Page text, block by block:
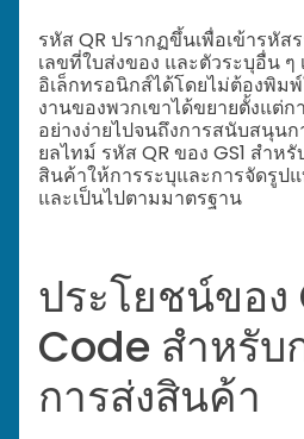
รหัส QR ปรากฏขึ้นเพื่อเข้ารหัส
เลขที่ใบส่งของ และตัวระบุอื่น
อิเล็กทรอนิกส์ได้โดยไม่ต้องพิม
งานของพวกเขาได้ขยายตั้งแต่
อย่างง่ายไปจนถึงการสนับสนุน
ยลไทม์ รหัส QR ของ GS1 สำห
สินค้าให้การระบุและการจัดรูป
และเป็นไปตามมาตรฐาน
ประโยชน์ของ
Code สำหรับ
การส่งสินค้า